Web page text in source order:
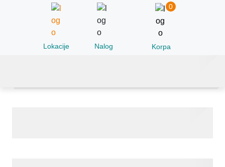
Lokacije Nalog Korpa
0